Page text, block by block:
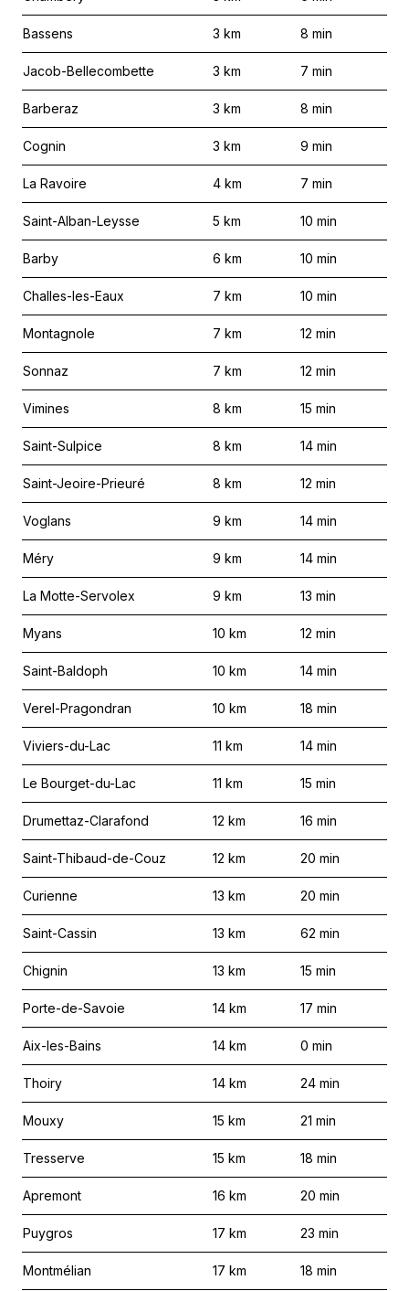
Bassens 3 km 8 min
Jacob-Bellecombette 3 km 7 min
Barberaz 3 km 8 min
Cognin 3 km 9 min
La Ravoire 4 km 7 min
Saint-Alban-Leysse 5 km 10 min
Barby 6 km 10 min
Challes-les-Eaux 7 km 10 min
Montagnole 7 km 12 min
Sonnaz 7 km 12 min
Vimines 8 km 15 min
Saint-Sulpice 8 km 14 min
Saint-Jeoire-Prieuré 8 km 12 min
Voglans 9 km 14 min
Méry 9 km 14 min
La Motte-Servolex 9 km 13 min
Myans 10 km 12 min
Saint-Baldoph 10 km 14 min
Verel-Pragondran 10 km 18 min
Viviers-du-Lac 11 km 14 min
Le Bourget-du-Lac 11 km 15 min
Drumettaz-Clarafond 12 km 16 min
Saint-Thibaud-de-Couz 12 km 20 min
Curienne 13 km 20 min
Saint-Cassin 13 km 62 min
Chignin 13 km 15 min
Porte-de-Savoie 14 km 17 min
Aix-les-Bains 14 km 0 min
Thoiry 14 km 24 min
Mouxy 15 km 21 min
Tresserve 15 km 18 min
Apremont 16 km 20 min
Puygros 17 km 23 min
Montmélian 17 km 18 min